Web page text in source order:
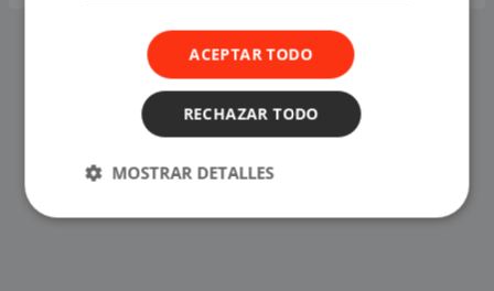
ACEPTAR TODO
RECHAZAR TODO
MOSTRAR DETALLES